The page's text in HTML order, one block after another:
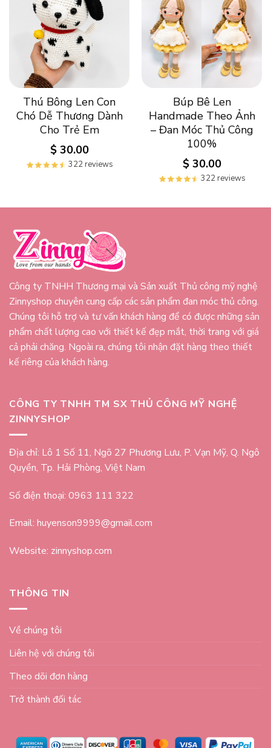
Thú Bông Len Con
Chó Dễ Thương Dành
Cho Trẻ Em
$30.00
322 reviews
Búp Bê Len
Handmade Theo Ảnh
– Đan Móc Thủ Công
100%
$30.00
322 reviews
Công ty TNHH Thương mại và Sản xuất Thủ công mỹ nghệ
Zinnyshop chuyên cung cấp các sản phẩm đan móc thủ công.
Chúng tôi hỗ trợ và tư vấn khách hàng để có được những sản
phẩm chất lượng cao với thiết kế đẹp mắt, thời trang với giá
cả phải chăng. Ngoài ra, chúng tôi nhận đặt hàng theo thiết
kế riêng của khách hàng.
CÔNG TY TNHH TM SX THỦ CÔNG MỸ NGHỆ
ZINNYSHOP
Địa chỉ: Lô 1 Số 11, Ngõ 27 Phương Lưu, P. Vạn Mỹ, Q. Ngô
Quyền, Tp. Hải Phòng, Việt Nam
Số điện thoại: 0963 111 322
Email: huyenson9999@gmail.com
Website: zinnyshop.com
THÔNG TIN
Về chúng tôi
Liên hệ với chúng tôi
Theo dõi đơn hàng
Trở thành đối tác